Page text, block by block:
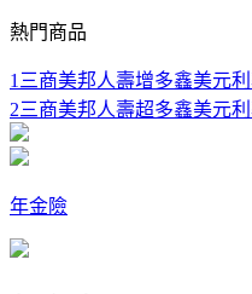
熱門商品
1 三商美邦人壽增多鑫美元
2三商美邦人壽超多鑫美元
年金險